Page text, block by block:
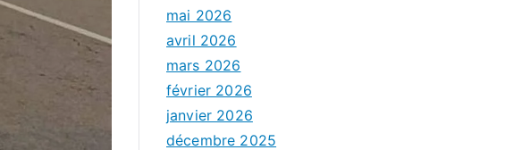
mai 2026
avril 2026
mars 2026
février 2026
janvier 2026
décembre 2025